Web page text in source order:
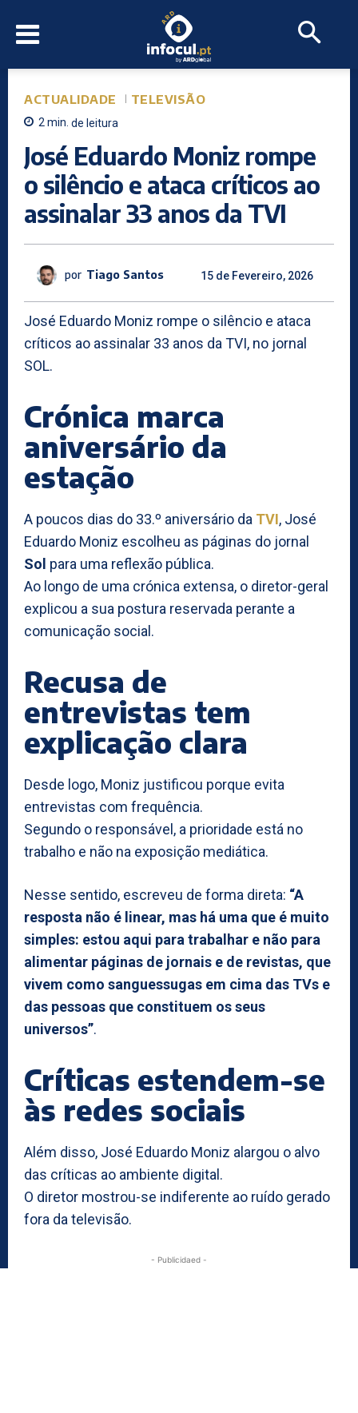
ACTUALIDADE TELEVISÃO
2min. de leitura
José Eduardo Moniz rompe
o silêncio e ataca críticos ao
assinalar 33 anos da TVI
por Tiago Santos 15 de Fevereiro, 2026
José Eduardo Moniz rompe o silêncio e ataca
críticos ao assinalar 33 anos da TVI, no jornal
SOL.
Crónica marca
aniversário da
estação
A poucos dias do 33.º aniversário da TVI, José
Eduardo Moniz escolheu as páginas do jornal
Sol para uma reflexão pública.
Ao longo de uma crónica extensa, o diretor-geral
explicou a sua postura reservada perante a
comunicação social.
Recusa de
entrevistas tem
explicação clara
Desde logo, Moniz justificou porque evita
entrevistas com frequência.
Segundo o responsável, a prioridade está no
trabalho e não na exposição mediática.
Nesse sentido, escreveu de forma direta: “A
resposta não é linear, mas há uma que é muito
simples: estou aqui para trabalhar e não para
alimentar páginas de jornais e de revistas, que
vivem como sanguessugas em cima das TVs e
das pessoas que constituem os seus
universos”.
Críticas estendem-se
às redes sociais
Além disso, José Eduardo Moniz alargou o alvo
das críticas ao ambiente digital.
O diretor mostrou-se indiferente ao ruído gerado
fora da televisão.
- Publicidaed -